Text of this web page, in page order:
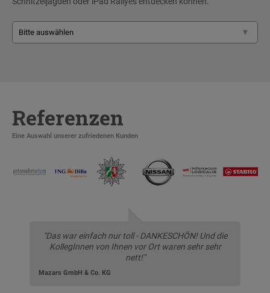
Referenzen
Eine Auswahl unserer zufriedenen Kunden
"Das war einfach nur toll - DANKESCHÖN! Und die
KollegInnen von Ihnen vor Ort waren sehr sehr
nett!"
Mazars GmbH & Co. KG